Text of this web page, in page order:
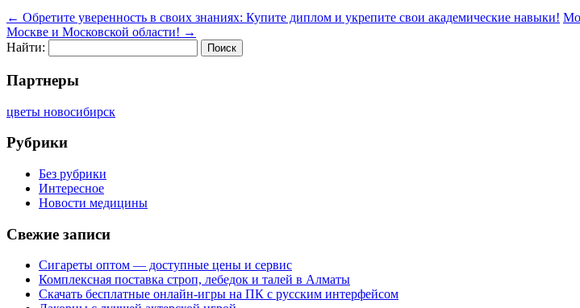
← Обретите уверенность в своих знаниях: Купите диплом и укрепите свои академические навыки!
Москве и Московской области! →
Найти:
Партнеры
цветы новосибирск
Рубрики
Без рубрики
Интересное
Новости медицины
Свежие записи
Сигареты оптом — доступные цены и сервис
Комплексная поставка строп, лебедок и талей в Алматы
Скачать бесплатные онлайн-игры на ПК с русским интерфейсом